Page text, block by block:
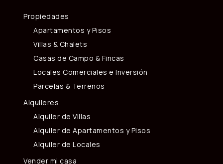
Propiedades
Apartamentos y Pisos
Villas & Chalets
Casas de Campo & Fincas
Locales Comerciales e Inversión
Parcelas & Terrenos
Alquileres
Alquiler de Villas
Alquiler de Apartamentos y Pisos
Alquiler de Locales
Vender mi casa